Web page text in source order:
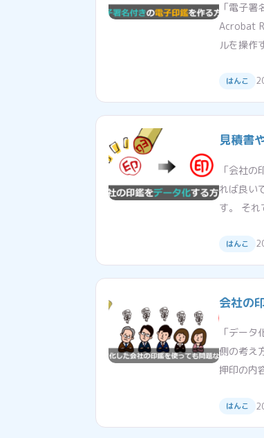
「電子
Acrobat
ルを操
はんこ
見積書
「会社
れば良い
す。 そ
はんこ
会社の
「デー
側の考え
押印の内
はんこ